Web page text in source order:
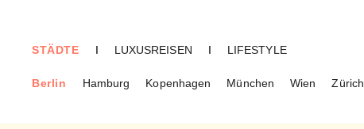
STÄDTE
Berlin Hamburg Kopenhagen München Wien Zürich
I LUXUSREISEN I LIFESTYLE